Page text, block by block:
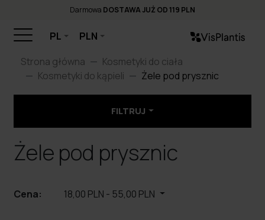
Darmowa DOSTAWA JUŻ OD 119 PLN
PL
PLN
Strona główna
Kosmetyki do ciała
Kosmetyki do kąpieli
Żele pod prysznic
FILTRUJ
Żele pod prysznic
Cena: 18,00 PLN - 55,00 PLN